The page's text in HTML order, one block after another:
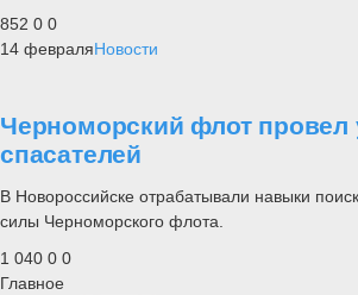
852 0 0
14 февраляНовости
Черноморский флот провел
спасателей
В Новороссийске отрабатывали навыки
силы Черноморского флота.
1 040 0 0
Главное